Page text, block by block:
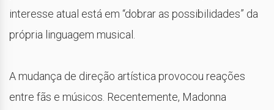
interesse atual está em “dobrar as possibilidades” da
própria linguagem musical.
A mudança de direção artística provocou reações
entre fãs e músicos. Recentemente, Madonna